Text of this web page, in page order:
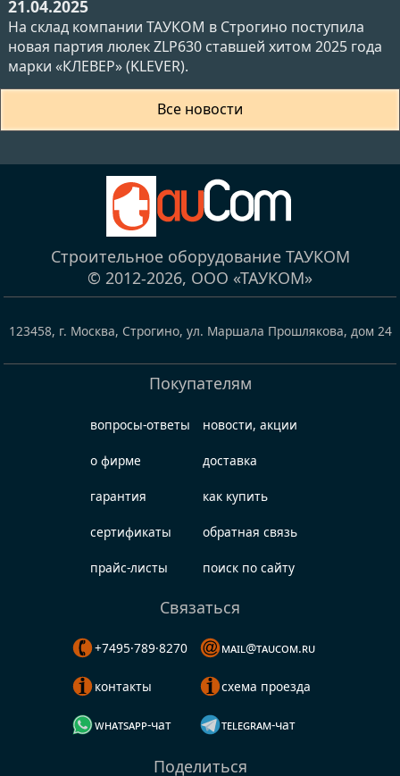
21.04.2025
На склад компании ТАУКОМ в Строгино поступила
новая партия люлек ZLP630 ставшей хитом 2025 года
марки «КЛЕВЕР» (KLEVER).
Все новости
Строительное оборудование ТАУКОМ
© 2012-2026, ООО «ТАУКОМ»
123458, г. Москва, Строгино, ул. Маршала Прошлякова, дом 24
Покупателям
вопросы-ответы
о фирме
гарантия
сертификаты
прайс-листы
новости, акции
доставка
как купить
обратная связь
поиск по сайту
Связаться
+7495·789·8270
контакты
whatsapp-чат
mail@taucom.ru
схема проезда
telegram-чат
Поделиться